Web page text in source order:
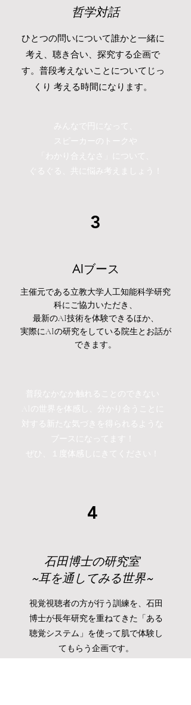
​哲学対話
ひとつの問いについて誰かと一緒に
考え、聴き合い、探究する企画で
す。普段考えないことについてじっ
くり ​考える時間になります。
みんなで円になって、
スピーカーのトークや
「わかり合えなさ」について、
ぐるぐる、共に悩み考えましょう！
3
AIブース
主催元である立教大学人工知能科学研究
科にご協力いただき、
最新のAI技術を体験できるほか、
実際にAIの研究をしている院生とお話が
できます。​
普段なかなか触れることのできない
AIの世界を体感し、分かり合うことに
対する新たな気づきを得られるような
ブースになってます！
ぜひ、１度体感しにきてください！
4
石田博士の研究室
~耳を通してみる世界~
​視覚視聴者の方が行う訓練を、石田
博士が長年研究を重ねてきた「ある
聴覚システム」を使って肌で体験し
てもらう企画です。